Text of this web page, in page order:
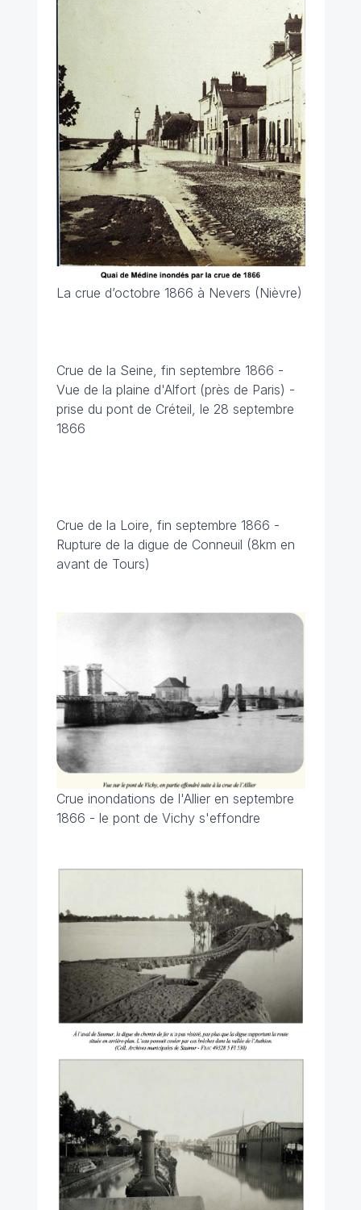
La crue d’octobre 1866 à Nevers (Nièvre)
Crue de la Seine, fin septembre 1866 -
Vue de la plaine d'Alfort (près de Paris) -
prise du pont de Créteil, le 28 septembre
1866
Crue de la Loire, fin septembre 1866 -
Rupture de la digue de Conneuil (8km en
avant de Tours)
Crue inondations de l'Allier en septembre
1866 - le pont de Vichy s'effondre